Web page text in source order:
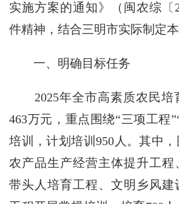
实施方案的通知》（闽农综〔
件精神，结合三明市实际制定本
一、明确目标任务
2025年全市高素质农民培
463万元，重点围绕“三项工程
培训，计划培训950 人。其中
农产品生产经营主体提升工程
带头人培育工程、文明乡风建